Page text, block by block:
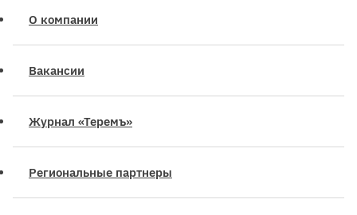
О компании
Вакансии
Журнал «Теремъ»
Региональные партнеры